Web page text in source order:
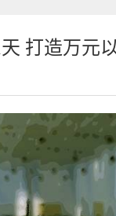
打造万元